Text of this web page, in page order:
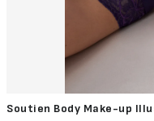
Soutien Body Make-up